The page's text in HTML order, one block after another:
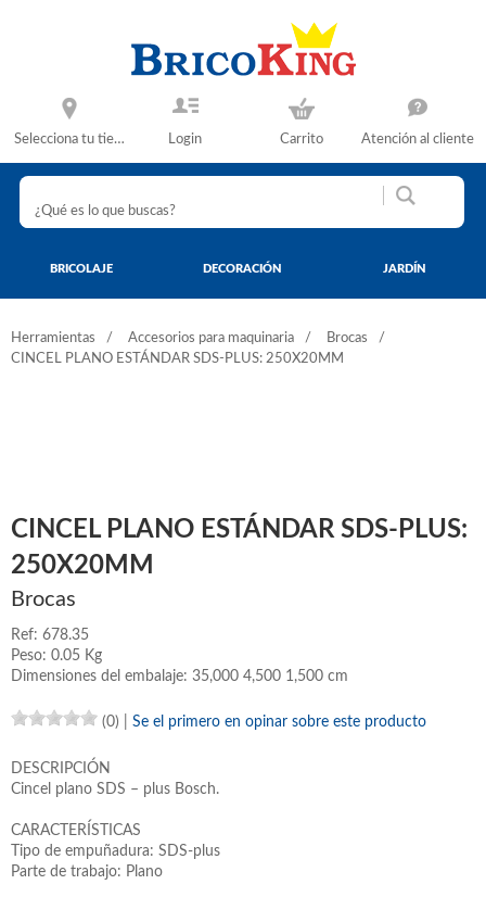
Selecciona tu tienda Login Carrito Atención al cliente
BRICOLAJE DECORACIÓN JARDÍN
Herramientas Accesorios para maquinaria
Brocas
CINCEL PLANO ESTÁNDAR SDS-PLUS: 250X20MM
CINCEL PLANO ESTÁNDAR SDS-PLUS:
250X20MM
Brocas
Ref: 678.35
Peso: 0.05 Kg
Dimensiones del embalaje: 35,000 4,500 1,500 cm
(0) Se el primero en opinar sobre este producto
DESCRIPCIÓN
Cincel plano SDS – plus Bosch.
CARACTERÍSTICAS
Tipo de empuñadura: SDS-plus
Parte de trabajo: Plano